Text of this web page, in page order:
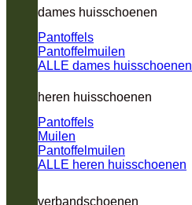
dames huisschoenen
Pantoffels
Pantoffelmuilen
ALLE dames huisschoenen
heren huisschoenen
Pantoffels
Muilen
Pantoffelmuilen
ALLE heren huisschoenen
verbandschoenen